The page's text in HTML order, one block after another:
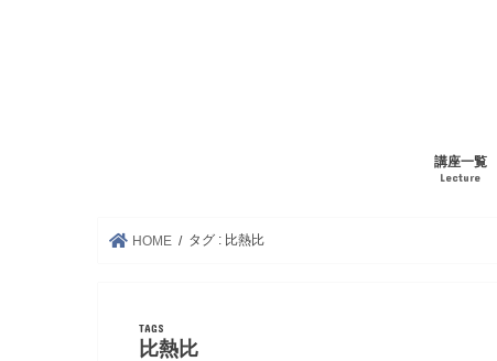
講座一覧
Lecture
HOME タグ : 比熱比
比熱比